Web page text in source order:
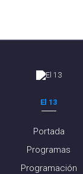
El 13
Portada
Programas
Programación